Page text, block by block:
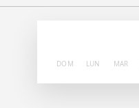
DOM LUN MAR